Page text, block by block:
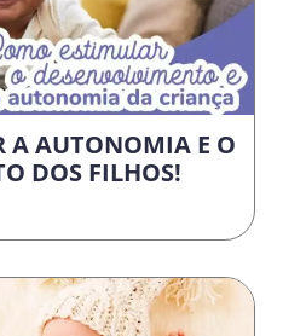
A AUTONOMIA E O
DOS FILHOS!